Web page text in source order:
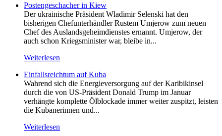
Postengeschacher in Kiew
Der ukrainische Präsident Wladimir Selenski hat den
bisherigen Chefunterhändler Rustem Umjerow zum neuen
Chef des Auslandsgeheimdienstes ernannt. Umjerow, der
auch schon Kriegsminister war, bleibe in...
Weiterlesen
Einfallsreichtum auf Kuba
Wahrend sich die Energieversorgung auf der Karibikinsel
durch die von US-Präsident Donald Trump im Januar
verhängte komplette Ölblockade immer weiter zuspitzt, leisten
die Kubanerinnen und...
Weiterlesen